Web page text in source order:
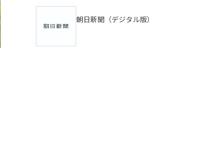
朝日新聞（デジタル版）